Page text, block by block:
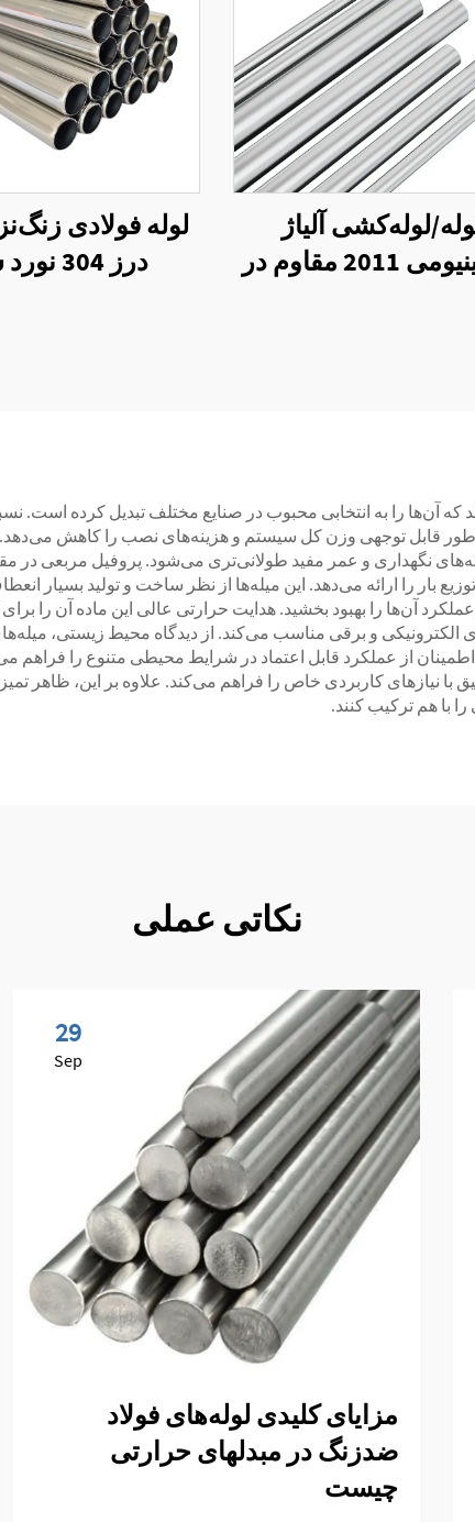
لوله‌کشی آلیاژ
آلومینیومی 2011 مقاوم در
لوله فولادی
درز 304 نورد سرد
آن‌ها را به انتخابی محبوب در صنایع مختلف تبدیل کرده است.
قابل توجهی وزن کل سیستم و هزینه‌های نصب را کاهش می‌دهد.
نگهداری و عمر مفید طولانی‌تری می‌شود. پروفیل مربعی در
را ارائه می‌دهد. این میله‌ها از نظر ساخت و تولید بسیار
آن‌ها را بهبود بخشید. هدایت حرارتی عالی این ماده آن را
از عملکرد قابل اعتماد در شرایط محیطی متنوع را
نیازهای کاربردی خاص را فراهم می‌کند. علاوه بر این، ظاهر
با هم ترکیب کنند.
نکاتی عملی
29
Sep
مزایای کلیدی لوله‌های فولاد
ضدزنگ در مبدلهای حرارتی
چیست